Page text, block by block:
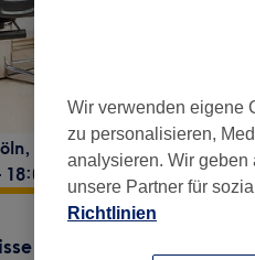
Mülheim, 51063
Wir verwenden eigene
zu personalisieren,
analysieren. Wir geben
unsere Partner für
Richtlinien